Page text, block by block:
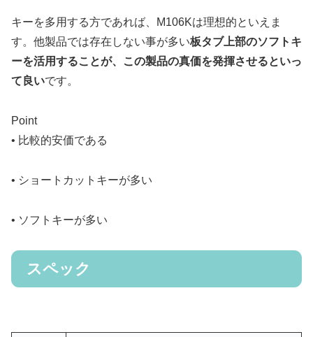
キーを多用する方であれば、M106Kは理想的といえま
す。他製品では存在しない事が多い板タブ上部のソフトキ
ーを活用することが、この製品の真価を発揮させるといっ
て良いです。
Point
• 比較的安価である
• ショートカットキーが多い
• ソフトキーが多い
スペック